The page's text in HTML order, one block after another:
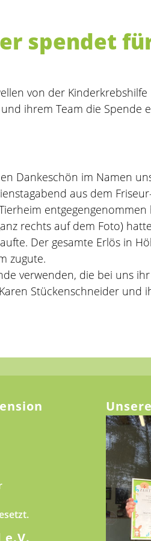
spendet
von der
ihrem Team die Spende
Dankeschön im Namen
aus dem
entgegengenommen
rechts auf dem Foto)
Der gesamte Erlös in
zugute.
verwenden, die bei uns
Stückenschneider und